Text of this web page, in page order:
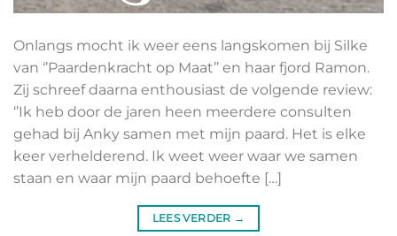
Onlangs mocht ik weer eens langskomen bij Silke
van ‘’Paardenkracht op Maat’’ en haar fjord Ramon.
Zij schreef daarna enthousiast de volgende review:
‘’Ik heb door de jaren heen meerdere consulten
gehad bij Anky samen met mijn paard. Het is elke
keer verhelderend. Ik weet weer waar we samen
staan en waar mijn paard behoefte […]
LEES VERDER →